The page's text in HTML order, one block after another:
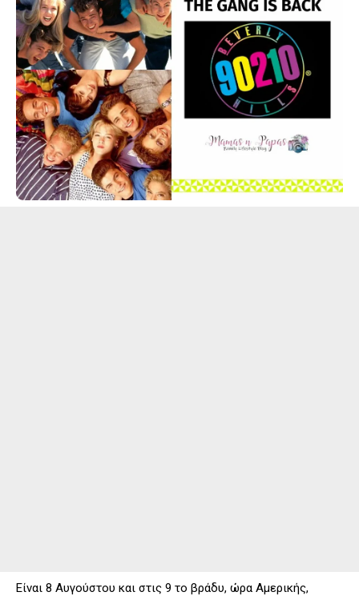
Είναι 8 Αυγούστου και στις 9 το βράδυ, ώρα Αμερικής,